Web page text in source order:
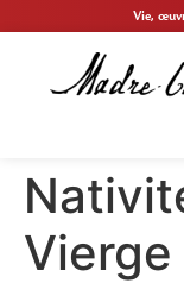
Vie,
Vierge